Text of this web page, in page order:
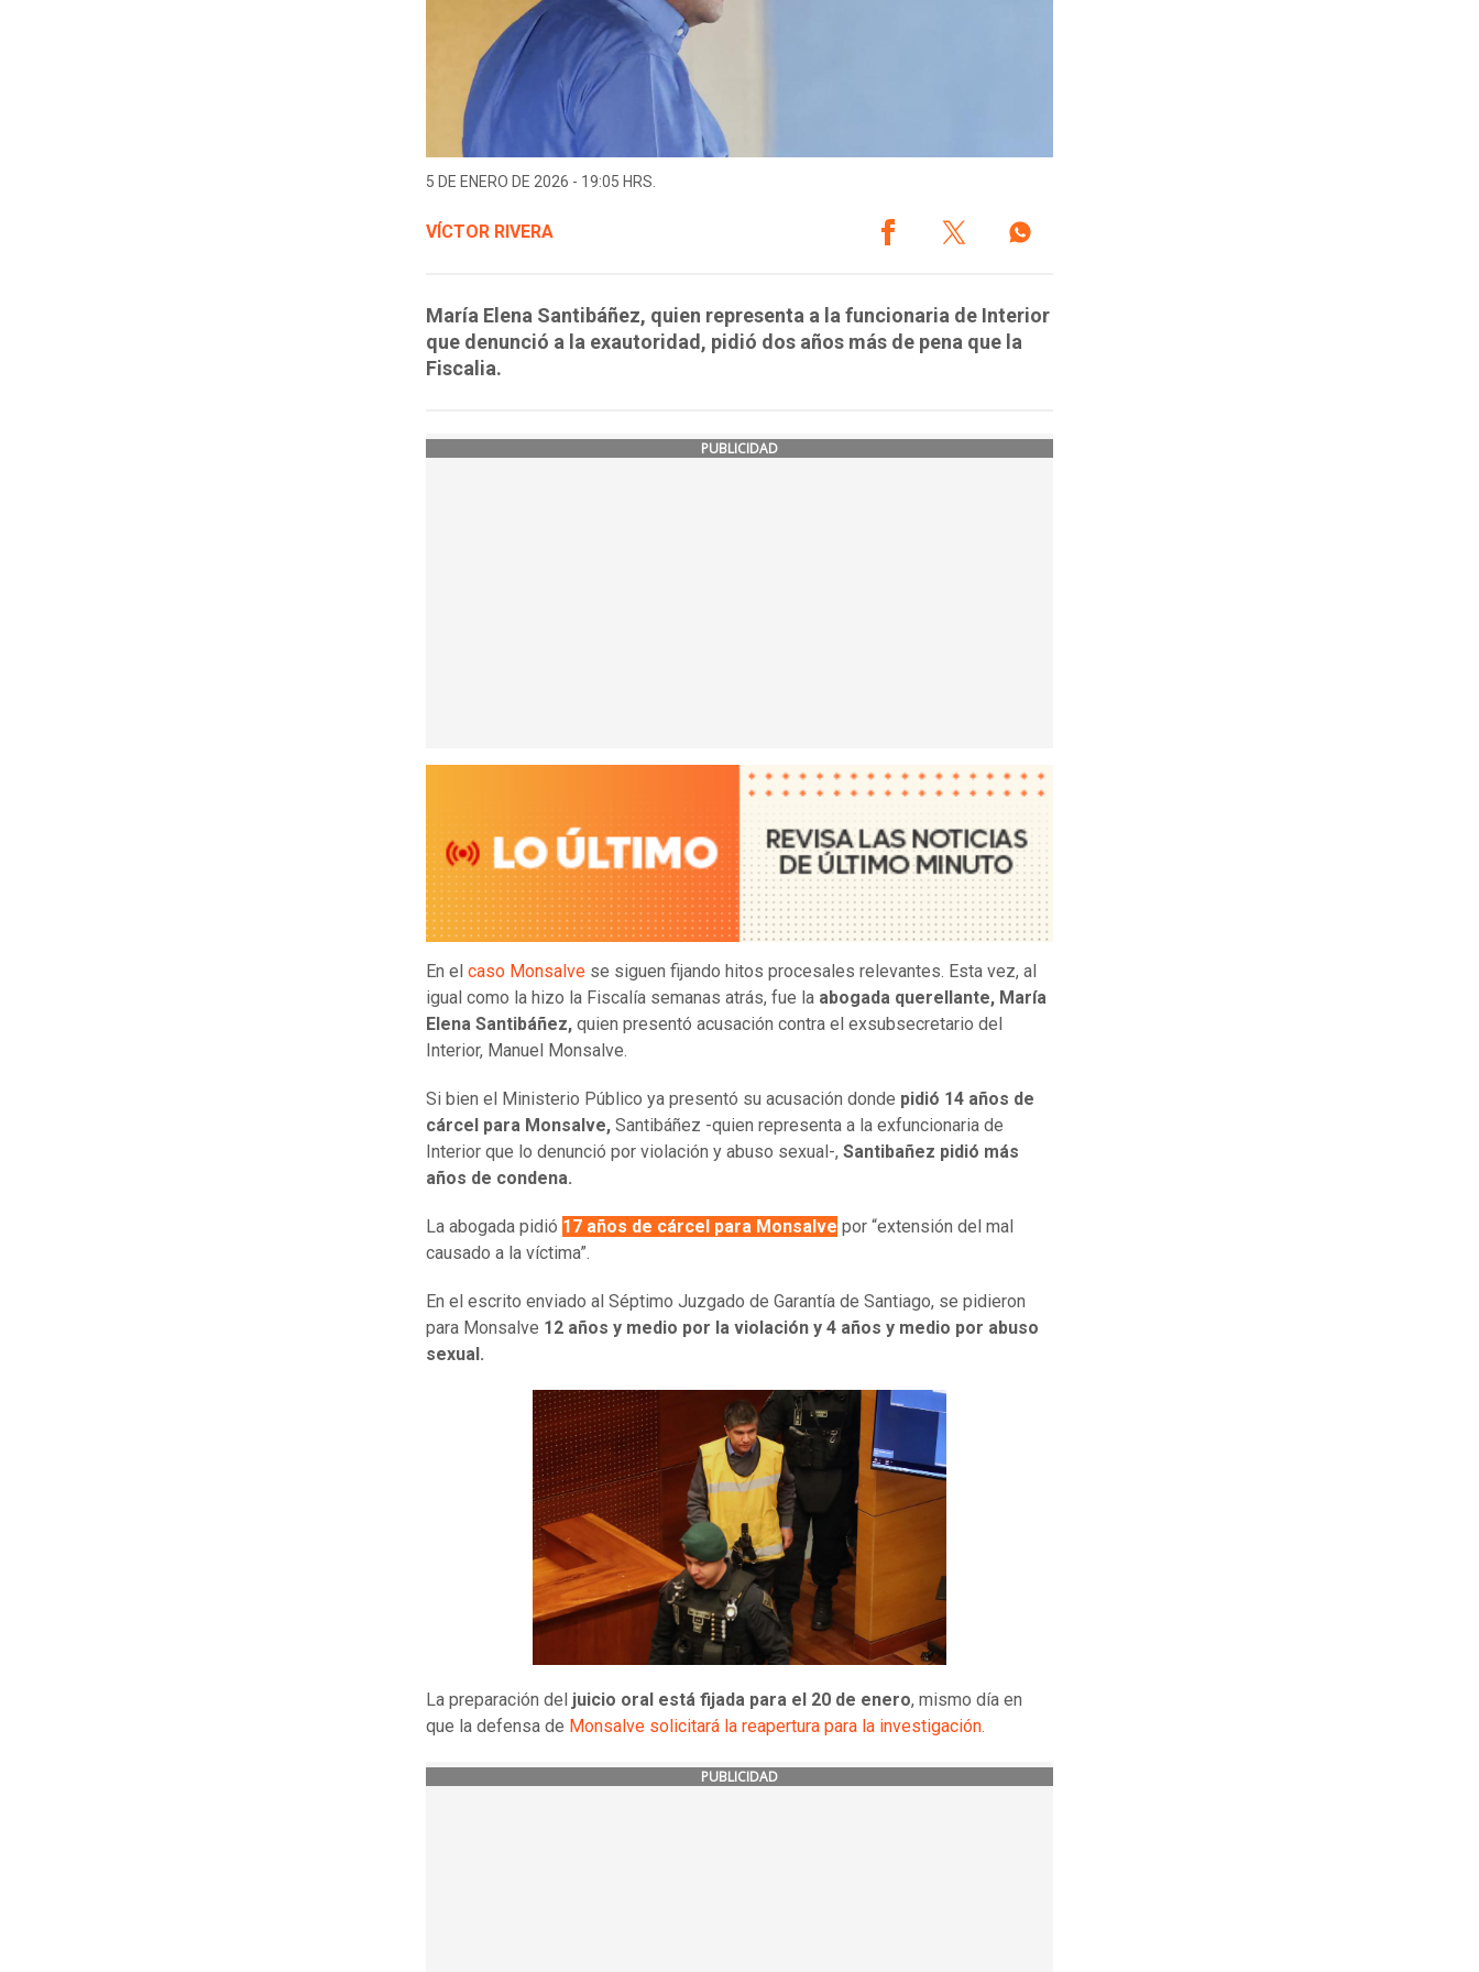
5 DE ENERO DE 2026 - 19:05 HRS.
VÍCTOR RIVERA
María Elena Santibáñez, quien representa a la funcionaria de Interior
que denunció a la exautoridad, pidió dos años más de pena que la
Fiscalia.
PUBLICIDAD
En el caso Monsalve se siguen fijando hitos procesales relevantes. Esta vez, al
igual como la hizo la Fiscalía semanas atrás, fue la abogada querellante, María
Elena Santibáñez, quien presentó acusación contra el exsubsecretario del
Interior, Manuel Monsalve.
Si bien el Ministerio Público ya presentó su acusación donde pidió 14 años de
cárcel para Monsalve, Santibáñez -quien representa a la exfuncionaria de
Interior que lo denunció por violación y abuso sexual-, Santibañez pidió más
años de condena.
La abogada pidió 17 años de cárcel para Monsalve por “extensión del mal
causado a la víctima”.
En el escrito enviado al Séptimo Juzgado de Garantía de Santiago, se pidieron
para Monsalve 12 años y medio por la violación y 4 años y medio por abuso
sexual.
La preparación del juicio oral está fijada para el 20 de enero, mismo día en
que la defensa de Monsalve solicitará la reapertura para la investigación.
PUBLICIDAD